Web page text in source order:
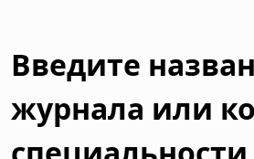
Введите
журнала или